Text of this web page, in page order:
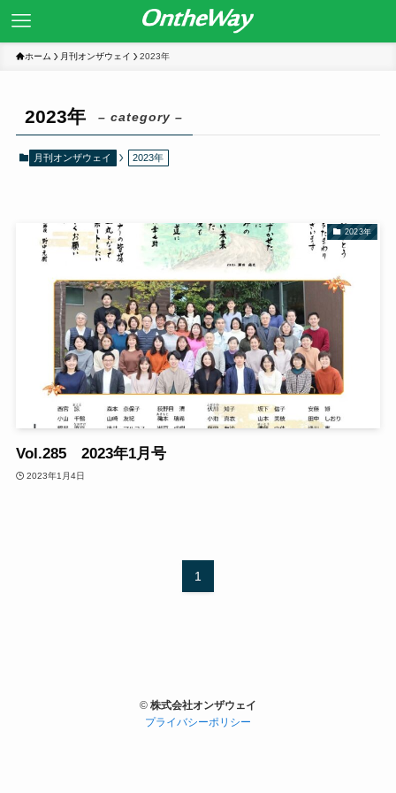
ホーム 月刊オンザウェイ 2023年
2023年 – category –
月刊オンザウェイ 2023年
2023年
Vol.285 2023年1月号
2023年1月4日
1
© 株式会社オンザウェイ
プライバシーポリシー